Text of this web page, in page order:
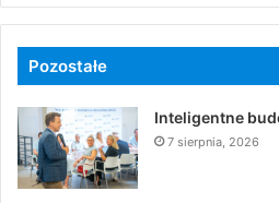
Pozostałe
Inteligentne
7 sierpnia, 2026